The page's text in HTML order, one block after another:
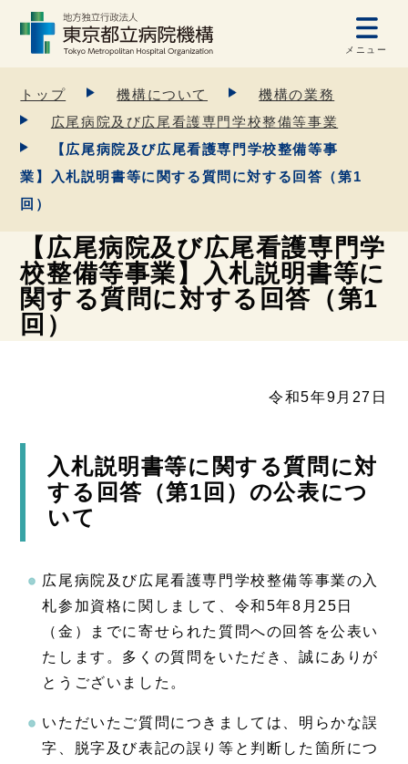
メニュー
トップ 機構について
機構の業務
広尾病院及び広尾看護専門学校整備等事業
【広尾病院及び広尾看護専門学校整備等事
業】入札説明書等に関する質問に対する回答（第1
回）
【広尾病院及び広尾看護専門学
校整備等事業】入札説明書等に
関する質問に対する回答（第1
回）
令和5年9月27日
入札説明書等に関する質問に対
する回答（第1回）の公表につ
いて
広尾病院及び広尾看護専門学校整備等事業の入
札参加資格に関しまして、令和5年8月25日
（金）までに寄せられた質問への回答を公表い
たします。多くの質問をいただき、誠にありが
とうございました。
いただいたご質問につきましては、明らかな誤
字、脱字及び表記の誤り等と判断した箇所につ